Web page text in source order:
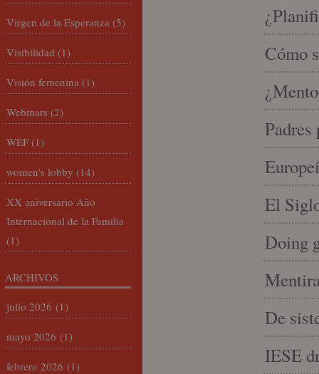
Cómo
Padres
El
Doing
De
IESE
Virgen de la Esperanza (5)
Visibilidad (1)
Visión femenina (1)
Webinars (2)
WEF (1)
women's lobby (14)
XX aniversario Año
Internacional de la Familia
(1)
ARCHIVOS
julio 2026 (1)
mayo 2026 (1)
febrero 2026 (1)